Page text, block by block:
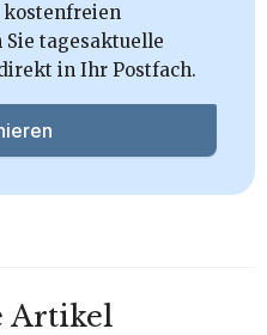
kostenfreien
tagesaktuelle
in Ihr Postfach.
Artikel